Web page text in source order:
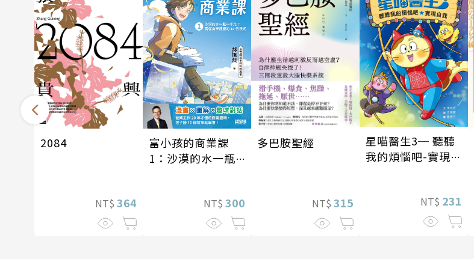
2084
NT$ 364
富小孩的商業課
1：沙漠的水一瓶
NT$ 300
多巴胺聖經
NT$ 315
星喵醫生3─ 聽聽
我的煩惱吧-實現自
NT$ 231